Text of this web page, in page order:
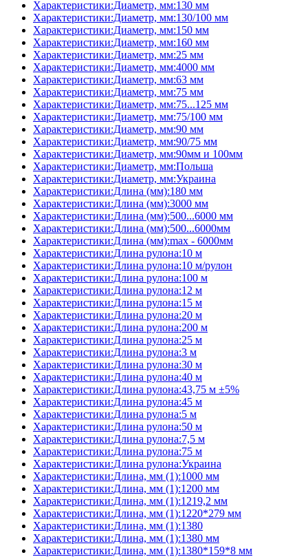
Характеристики:Диаметр, мм:130 мм
Характеристики:Диаметр, мм:130/100 мм
Характеристики:Диаметр, мм:150 мм
Характеристики:Диаметр, мм:160 мм
Характеристики:Диаметр, мм:25 мм
Характеристики:Диаметр, мм:4000 мм
Характеристики:Диаметр, мм:63 мм
Характеристики:Диаметр, мм:75 мм
Характеристики:Диаметр, мм:75...125 мм
Характеристики:Диаметр, мм:75/100 мм
Характеристики:Диаметр, мм:90 мм
Характеристики:Диаметр, мм:90/75 мм
Характеристики:Диаметр, мм:90мм и 100мм
Характеристики:Диаметр, мм:Польша
Характеристики:Диаметр, мм:Украина
Характеристики:Длина (мм):180 мм
Характеристики:Длина (мм):3000 мм
Характеристики:Длина (мм):500...6000 мм
Характеристики:Длина (мм):500...6000мм
Характеристики:Длина (мм):max - 6000мм
Характеристики:Длина рулона:10 м
Характеристики:Длина рулона:10 м/рулон
Характеристики:Длина рулона:100 м
Характеристики:Длина рулона:12 м
Характеристики:Длина рулона:15 м
Характеристики:Длина рулона:20 м
Характеристики:Длина рулона:200 м
Характеристики:Длина рулона:25 м
Характеристики:Длина рулона:3 м
Характеристики:Длина рулона:30 м
Характеристики:Длина рулона:40 м
Характеристики:Длина рулона:43,75 м ±5%
Характеристики:Длина рулона:45 м
Характеристики:Длина рулона:5 м
Характеристики:Длина рулона:50 м
Характеристики:Длина рулона:7,5 м
Характеристики:Длина рулона:75 м
Характеристики:Длина рулона:Украина
Характеристики:Длина, мм (1):1000 мм
Характеристики:Длина, мм (1):1200 мм
Характеристики:Длина, мм (1):1219,2 мм
Характеристики:Длина, мм (1):1220*279 мм
Характеристики:Длина, мм (1):1380
Характеристики:Длина, мм (1):1380 мм
Характеристики:Длина, мм (1):1380*159*8 мм